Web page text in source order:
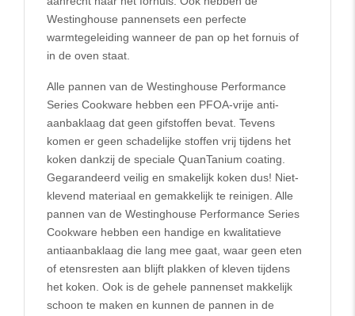
Westinghouse pannensets een perfecte
warmtegeleiding wanneer de pan op het fornuis of
in de oven staat.
Alle pannen van de Westinghouse Performance
Series Cookware hebben een PFOA-vrije anti-
aanbaklaag dat geen gifstoffen bevat. Tevens
komen er geen schadelijke stoffen vrij tijdens het
koken dankzij de speciale QuanTanium coating.
Gegarandeerd veilig en smakelijk koken dus! Niet-
klevend materiaal en gemakkelijk te reinigen. Alle
pannen van de Westinghouse Performance Series
Cookware hebben een handige en kwalitatieve
antiaanbaklaag die lang mee gaat, waar geen eten
of etensresten aan blijft plakken of kleven tijdens
het koken. Ook is de gehele pannenset makkelijk
schoon te maken en kunnen de pannen in de